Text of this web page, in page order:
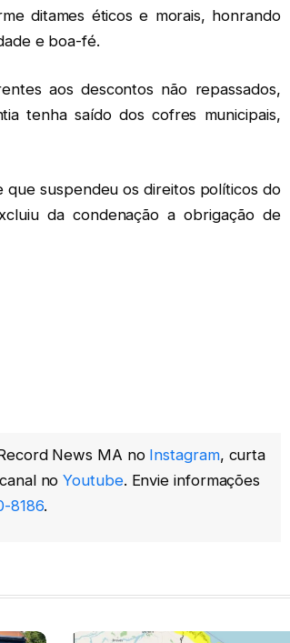
ditames éticos e morais, honrando
e boa-fé.
aos descontos não repassados,
tenha saído dos cofres municipais,
suspendeu os direitos políticos do
da condenação a obrigação de
News MA no Instagram, curta
noYoutube. Envie informações
8186.